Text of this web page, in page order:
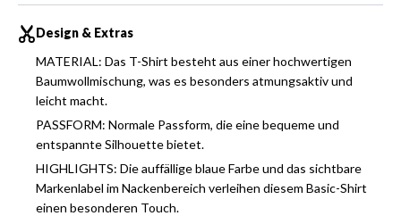
Design & Extras
MATERIAL: Das T-Shirt besteht aus einer hochwertigen
Baumwollmischung, was es besonders atmungsaktiv und
leicht macht.
PASSFORM: Normale Passform, die eine bequeme und
entspannte Silhouette bietet.
HIGHLIGHTS: Die auffällige blaue Farbe und das sichtbare
Markenlabel im Nackenbereich verleihen diesem Basic-Shirt
einen besonderen Touch.